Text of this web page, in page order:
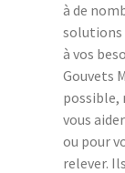
à de
solutions
à vos
Gouvets
possible,
vous
ou pour
relever.